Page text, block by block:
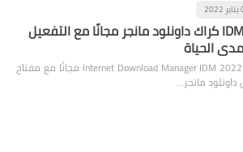
IDM 2022 كراك داونلود مانجر مجانًا مع التفعيل
تنزيل كراك داونلود مانجر 2022 Internet Download Manager IDM مجانًا مع مفتاح
داونلود مانجر…